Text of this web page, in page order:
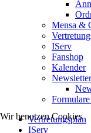
Mensa &
IServ
Fanshop
Kalender
Newsletter
Vertretungsplan
IServ
Wir benutzen Cookies